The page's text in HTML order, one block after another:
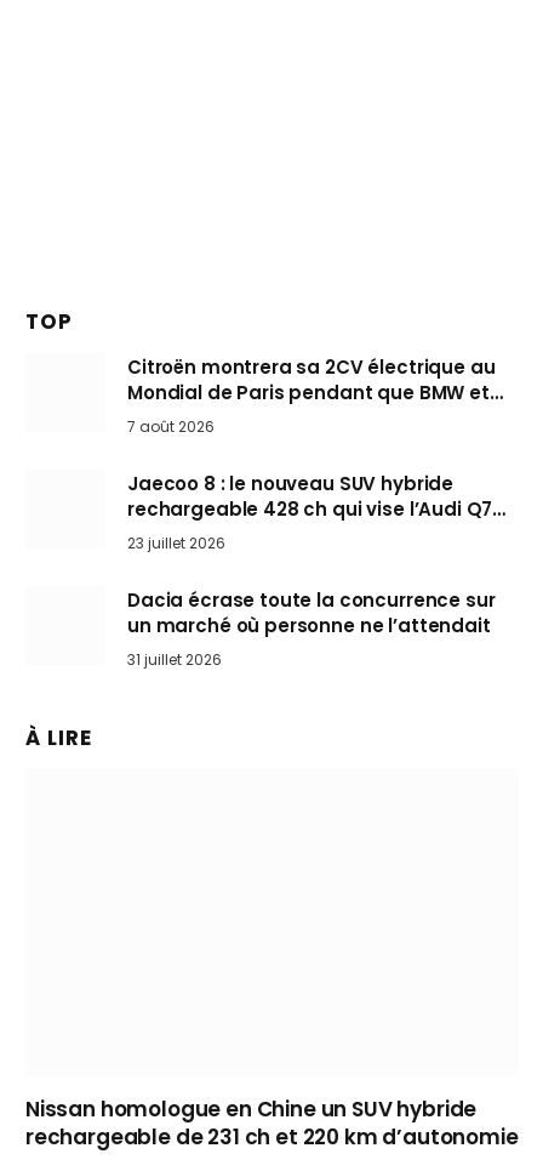
TOP
Citroën montrera sa 2CV électrique au
Mondial de Paris pendant que BMW et
Mini désertent le salon
7 août 2026
Jaecoo 8 : le nouveau SUV hybride
rechargeable 428 ch qui vise l’Audi Q7
arrive en Europe cet automne
23 juillet 2026
Dacia écrase toute la concurrence sur
un marché où personne ne l’attendait
31 juillet 2026
À LIRE
Nissan homologue en Chine un SUV hybride
rechargeable de 231 ch et 220 km d’autonomie